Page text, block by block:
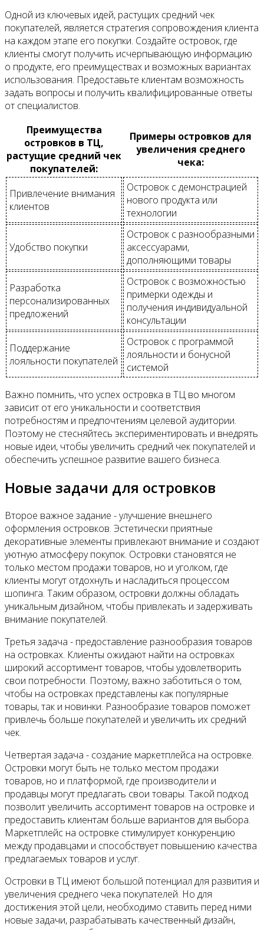
Одной из ключевых идей, растущих средний чек
покупателей, является стратегия сопровождения клиента
на каждом этапе его покупки. Создайте островок, где
клиенты смогут получить исчерпывающую информацию
о продукте, его преимуществах и возможных вариантах
использования. Предоставьте клиентам возможность
задать вопросы и получить квалифицированные ответы
от специалистов.
Преимущества
островков в ТЦ,
растущие средний чек
покупателей:
Примеры островков для
увеличения среднего
чека:
Привлечение внимания
клиентов
Островок с демонстрацией
нового продукта или
технологии
Удобство покупки
Островок с разнообразными
аксессуарами,
дополняющими товары
Разработка
персонализированных
предложений
Островок с возможностью
примерки одежды и
получения индивидуальной
консультации
Поддержание
лояльности покупателей
Островок с программой
лояльности и бонусной
системой
Важно помнить, что успех островка в ТЦ во многом
зависит от его уникальности и соответствия
потребностям и предпочтениям целевой аудитории.
Поэтому не стесняйтесь экспериментировать и внедрять
новые идеи, чтобы увеличить средний чек покупателей и
обеспечить успешное развитие вашего бизнеса.
Новые задачи для островков
Второе важное задание - улучшение внешнего
оформления островков. Эстетически приятные
декоративные элементы привлекают внимание и создают
уютную атмосферу покупок. Островки становятся не
только местом продажи товаров, но и уголком, где
клиенты могут отдохнуть и насладиться процессом
шопинга. Таким образом, островки должны обладать
уникальным дизайном, чтобы привлекать и задерживать
внимание покупателей.
Третья задача - предоставление разнообразия товаров
на островках. Клиенты ожидают найти на островках
широкий ассортимент товаров, чтобы удовлетворить
свои потребности. Поэтому, важно заботиться о том,
чтобы на островках представлены как популярные
товары, так и новинки. Разнообразие товаров поможет
привлечь больше покупателей и увеличить их средний
чек.
Четвертая задача - создание маркетплейса на островке.
Островки могут быть не только местом продажи
товаров, но и платформой, где производители и
продавцы могут предлагать свои товары. Такой подход
позволит увеличить ассортимент товаров на островке и
предоставить клиентам больше вариантов для выбора.
Маркетплейс на островке стимулирует конкуренцию
между продавцами и способствует повышению качества
предлагаемых товаров и услуг.
Островки в ТЦ имеют большой потенциал для развития и
увеличения среднего чека покупателей. Но для
достижения этой цели, необходимо ставить перед ними
новые задачи, разрабатывать качественный дизайн,